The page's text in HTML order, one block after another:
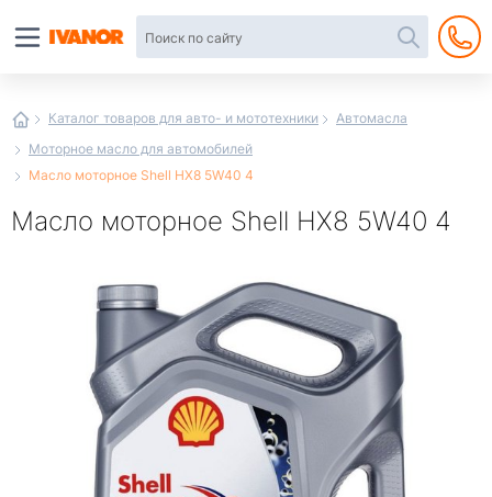
Каталог товаров для авто- и мототехники
Автомасла
Моторное масло для автомобилей
Масло моторное Shell HX8 5W40 4
Масло моторное Shell HX8 5W40 4
интернет-